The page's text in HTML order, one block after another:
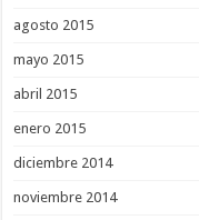
agosto 2015
mayo 2015
abril 2015
enero 2015
diciembre 2014
noviembre 2014